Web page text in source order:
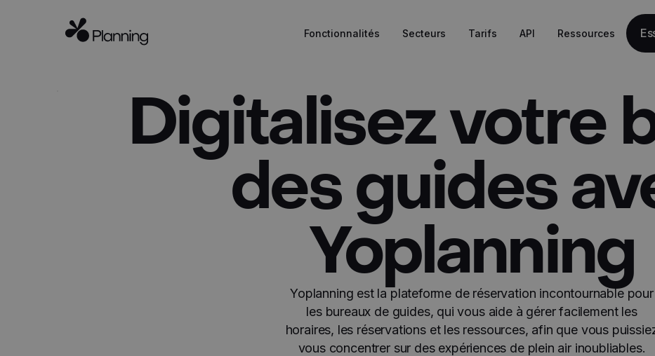
Fonctionnalités Secteurs Tarifs API Ressources
Digitalisez votre
des guides
Yoplanning
Yoplanning est la plateforme de réservation incontournable pour
les bureaux de guides, qui vous aide à gérer facilement les
horaires, les réservations et les ressources, afin que vous
vous concentrer sur des expériences de plein air inoubliables.